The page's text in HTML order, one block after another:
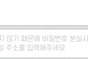
않기 때문에 비밀번호 분실
주소를 입력해주세요.